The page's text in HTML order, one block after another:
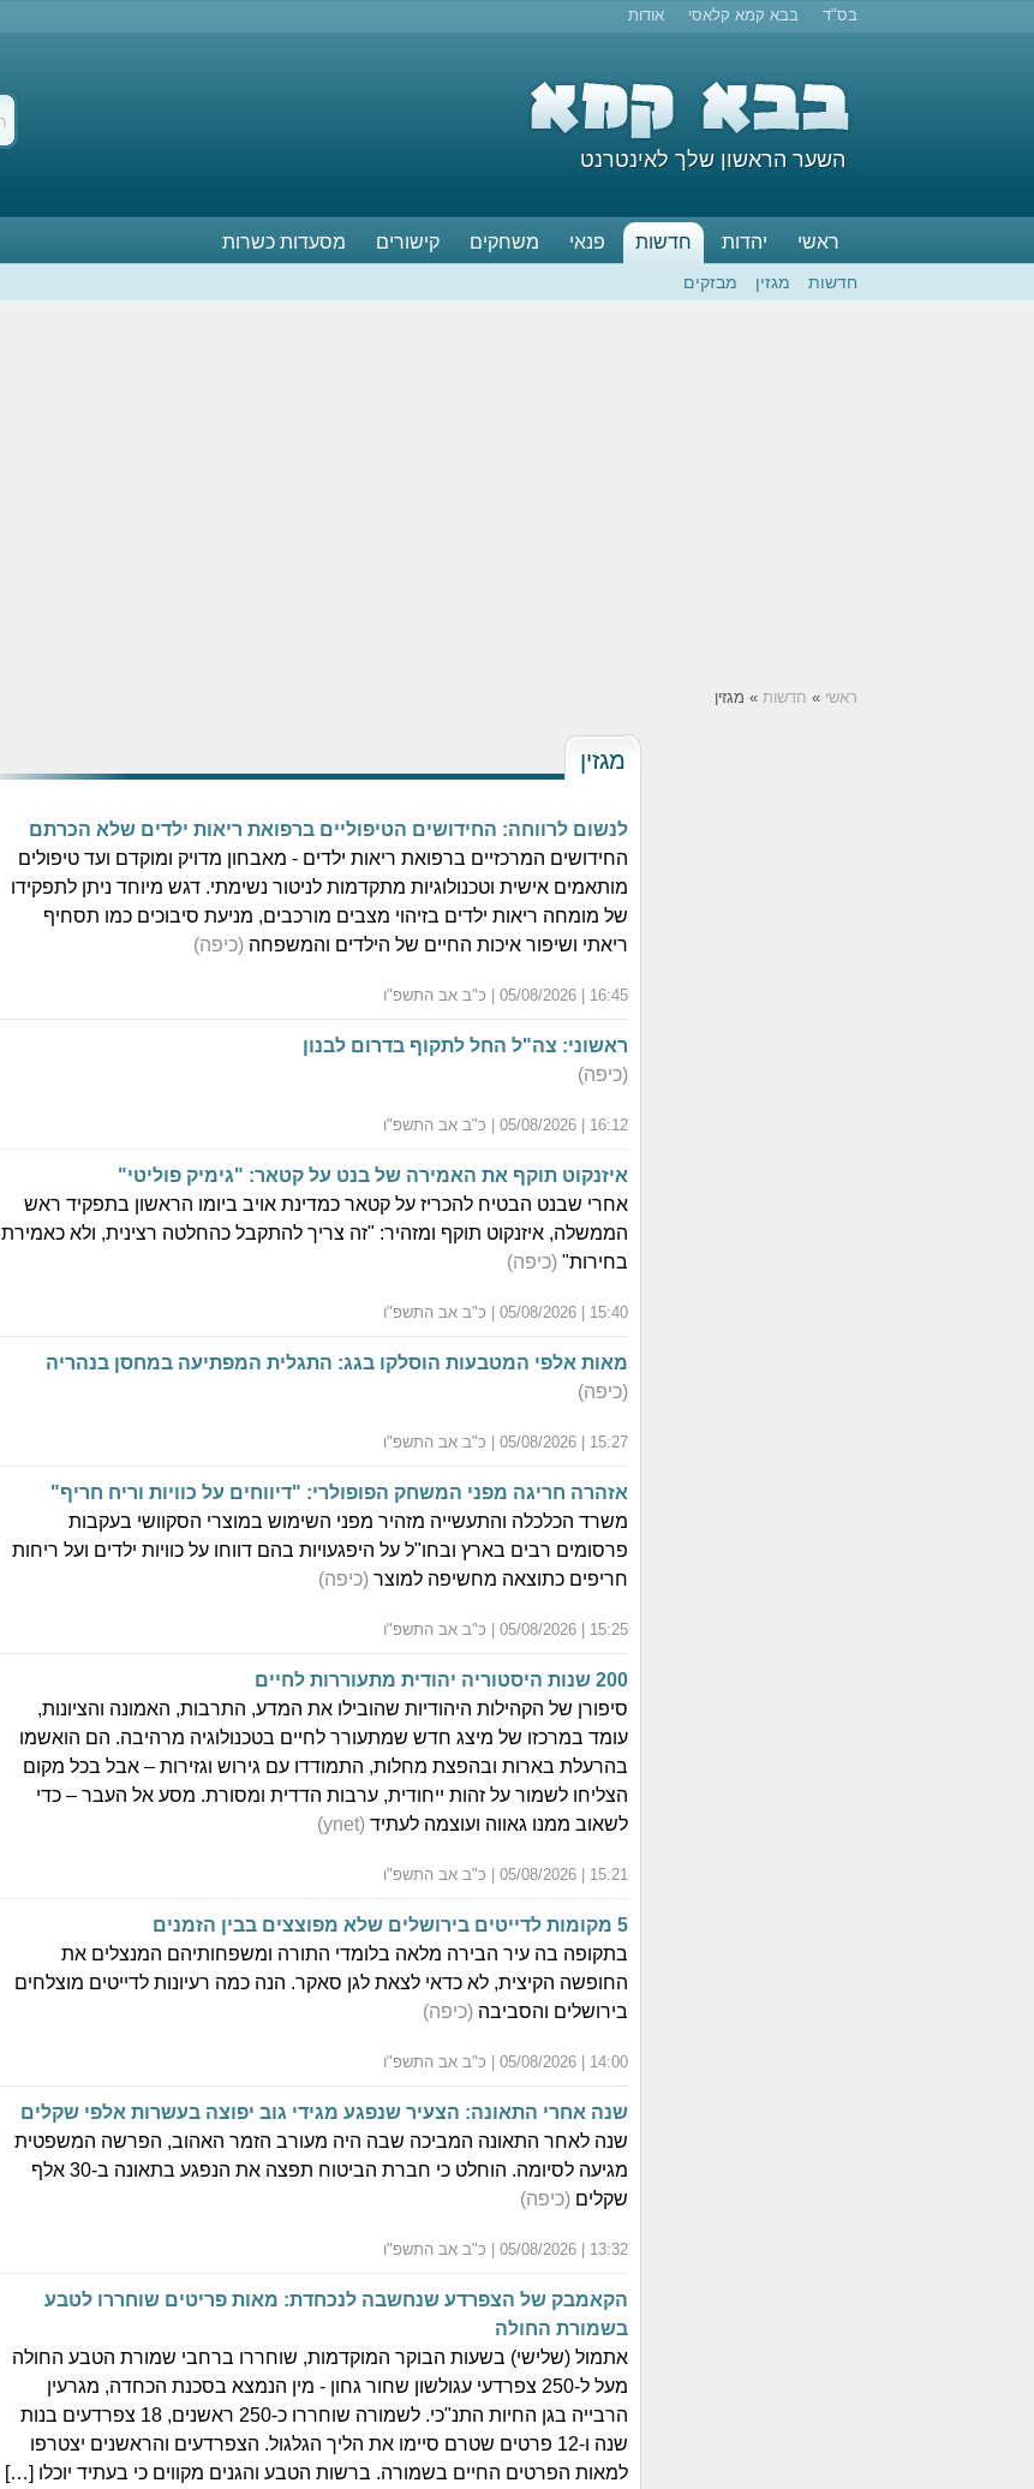
בס"ד בבא קמא קלאסי אודות
השער הראשון שלך לאינטרנט
ראשי יהדות חדשות פנאי משחקים קישורים מסעדות כשרות
חדשות מגזין מבזקים
ראשי » חדשות » מגזין
מגזין
לנשום לרווחה: החידושים הטיפוליים ברפואת ריאות ילדים שלא הכרתם
החידושים המרכזיים ברפואת ריאות ילדים - מאבחון מדויק ומוקדם ועד טיפולים
מותאמים אישית וטכנולוגיות מתקדמות לניטור נשימתי. דגש מיוחד ניתן לתפקידו
של מומחה ריאות ילדים בזיהוי מצבים מורכבים, מניעת סיבוכים כמו תסחיף
ריאתי ושיפור איכות החיים של הילדים והמשפחה (כיפה)
16:45 | 05/08/2026 | כ"ב אב התשפ"ו
ראשוני: צה"ל החל לתקוף בדרום לבנון
(כיפה)
16:12 | 05/08/2026 | כ"ב אב התשפ"ו
איזנקוט תוקף את האמירה של בנט על קטאר: "גימיק פוליטי"
אחרי שבנט הבטיח להכריז על קטאר כמדינת אויב ביומו הראשון בתפקיד ראש
הממשלה, איזנקוט תוקף ומזהיר: "זה צריך להתקבל כהחלטה רצינית, ולא כאמירת
בחירות" (כיפה)
15:40 | 05/08/2026 | כ"ב אב התשפ"ו
מאות אלפי המטבעות הוסלקו בגג: התגלית המפתיעה במחסן בנהריה
(כיפה)
15:27 | 05/08/2026 | כ"ב אב התשפ"ו
אזהרה חריגה מפני המשחק הפופולרי: "דיווחים על כוויות וריח חריף"
משרד הכלכלה והתעשייה מזהיר מפני השימוש במוצרי הסקוושי בעקבות
פרסומים רבים בארץ ובחו"ל על היפגעויות בהם דווחו על כוויות ילדים ועל ריחות
חריפים כתוצאה מחשיפה למוצר (כיפה)
15:25 | 05/08/2026 | כ"ב אב התשפ"ו
200 שנות היסטוריה יהודית מתעוררות לחיים
סיפורן של הקהילות היהודיות שהובילו את המדע, התרבות, האמונה והציונות,
עומד במרכזו של מיצג חדש שמתעורר לחיים בטכנולוגיה מרהיבה. הם הואשמו
בהרעלת בארות ובהפצת מחלות, התמודדו עם גירוש וגזירות – אבל בכל מקום
הצליחו לשמור על זהות ייחודית, ערבות הדדית ומסורת. מסע אל העבר – כדי
לשאוב ממנו גאווה ועוצמה לעתיד (ynet)
15:21 | 05/08/2026 | כ"ב אב התשפ"ו
5 מקומות לדייטים בירושלים שלא מפוצצים בבין הזמנים
בתקופה בה עיר הבירה מלאה בלומדי התורה ומשפחותיהם המנצלים את
החופשה הקיצית, לא כדאי לצאת לגן סאקר. הנה כמה רעיונות לדייטים מוצלחים
בירושלים והסביבה (כיפה)
14:00 | 05/08/2026 | כ"ב אב התשפ"ו
שנה אחרי התאונה: הצעיר שנפגע מגידי גוב יפוצה בעשרות אלפי שקלים
שנה לאחר התאונה המביכה שבה היה מעורב הזמר האהוב, הפרשה המשפטית
מגיעה לסיומה. הוחלט כי חברת הביטוח תפצה את הנפגע בתאונה ב-30 אלף
שקלים (כיפה)
13:32 | 05/08/2026 | כ"ב אב התשפ"ו
הקאמבק של הצפרדע שנחשבה לנכחדת: מאות פריטים שוחררו לטבע
בשמורת החולה
אתמול (שלישי) בשעות הבוקר המוקדמות, שוחררו ברחבי שמורת הטבע החולה
מעל ל-250 צפרדעי עגולשון שחור גחון - מין הנמצא בסכנת הכחדה, מגרעין
הרבייה בגן החיות התנ"כי. לשמורה שוחררו כ-250 ראשנים, 18 צפרדעים בנות
שנה ו-12 פרטים שטרם סיימו את הליך הגלגול. הצפרדעים והראשנים יצטרפו
למאות הפרטים החיים בשמורה. ברשות הטבע והגנים מקווים כי בעתיד יוכלו […]